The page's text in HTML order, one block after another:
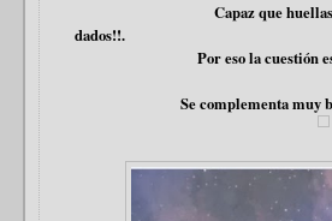
Capaz que
dados!!.
Por eso la cuestión es
Se complementa muy bien